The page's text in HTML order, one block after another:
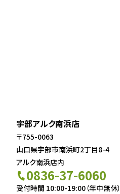
宇部アルク南浜店
〒755-0063
山口県宇部市南浜町2丁目8-4
アルク南浜店内
0836-37-6060
受付時間 10:00-19:00（年中無休）